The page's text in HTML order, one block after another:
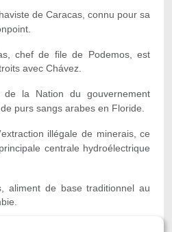
de Caracas, connu pour sa
chef de file de Podemos, est
avec Chávez.
la Nation du gouvernement
purs sangs arabes en Floride.
illégale de minerais, ce
centrale hydroélectrique
aliment de base traditionnel au